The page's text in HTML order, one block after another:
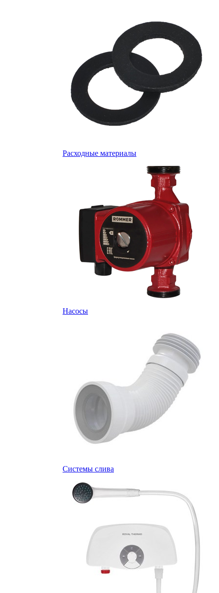
Расходные материалы
Насосы
Системы слива